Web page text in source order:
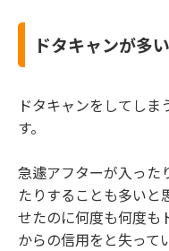
ドタキャンが多い
ドタキャンをしてし
す。
急遽アフターが入った
たりすることも多いと
せたのに何度も何度も
からの信用をと失って